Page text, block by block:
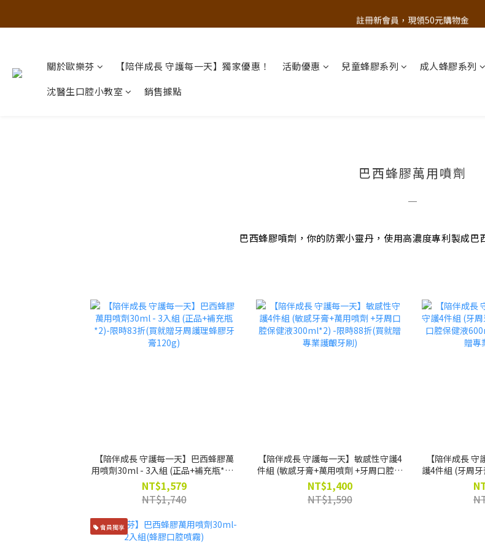
追蹤歐樂芬的Facebook，隨時掌握最新資
註冊新會員，現領50元購物金
追蹤歐樂芬的Facebook，隨時掌握最新
關於歐樂芬 【陪伴成長 守護每一天】獨家優惠！ 活動優惠 兒童蜂膠系列 成人蜂膠系列
沈醫生口腔小教室
銷售據點
巴西蜂膠萬用噴劑
─
巴西蜂膠噴劑，你的防禦小靈丹，使用高濃度專利製成巴
【陪伴成長 守護每一天】巴西蜂膠萬
用噴劑30ml - 3入組 (正品+補充瓶*2)-
限時83折(買就贈牙周護理蜂膠牙膏
120g)
NT$1,579
NT$1,740
【陪伴成長 守護每一天】敏感性守護4
件組 (敏感牙膏+萬用噴劑 +牙周口腔保
健液300ml*2) -限時88折(買就贈專業
護齦牙刷)
NT$1,400
NT$1,590
【陪伴成長
護4件組 (牙周
腔保健液
專
會員獨享